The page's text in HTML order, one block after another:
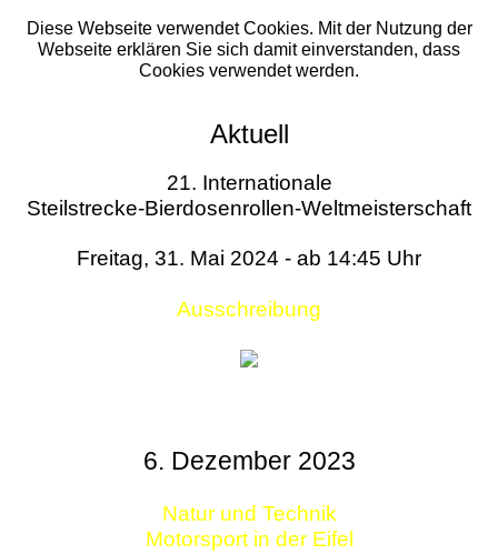
Diese Webseite verwendet Cookies. Mit der Nutzung der
Webseite erklären Sie sich damit einverstanden, dass
Cookies verwendet werden.
Aktuell
21. Internationale
Steilstrecke-Bierdosenrollen-Weltmeisterschaft
Freitag, 31. Mai 2024 - ab 14:45 Uhr
Ausschreibung
6. Dezember 2023
Natur und Technik
Motorsport in der Eifel